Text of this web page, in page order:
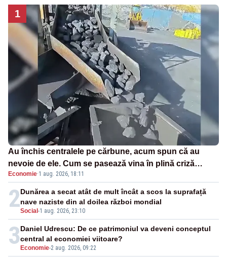
1
Au închis centralele pe cărbune, acum spun că au
nevoie de ele. Cum se pasează vina în plină criză
energetică
Economie·1 aug. 2026, 18:11
2Social-1 aug. 2026, 23:10
Dunărea a secat atât de mult încât a scos la suprafață
nave naziste din al doilea război mondial
3Economie-2 aug. 2026, 09:22
Daniel Udrescu: De ce patrimoniul va deveni conceptul
central al economiei viitoare?